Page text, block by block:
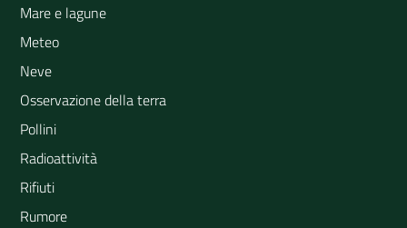
Mare e lagune
Meteo
Neve
Osservazione della terra
Pollini
Radioattività
Rifiuti
Rumore